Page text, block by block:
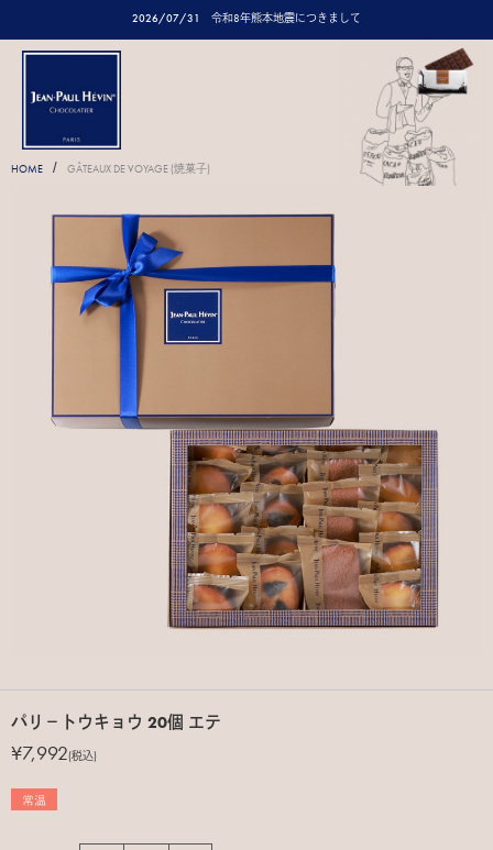
2026/07/31 令和8年熊本地震につきまして
HOME / GÂTEAUX DE VOYAGE (焼菓子)
パリ－トウキョウ 20個 エテ
¥7,992(税込)